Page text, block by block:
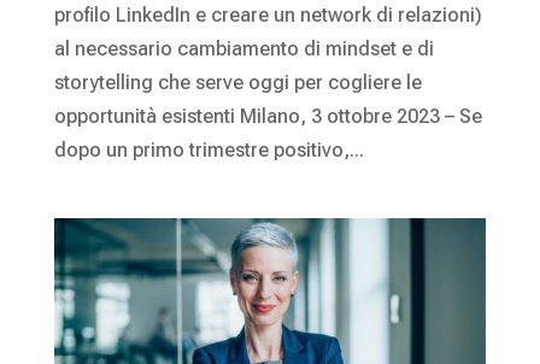
profilo LinkedIn e creare un network di relazioni)
al necessario cambiamento di mindset e di
storytelling che serve oggi per cogliere le
opportunità esistenti Milano, 3 ottobre 2023 – Se
dopo un primo trimestre positivo,...